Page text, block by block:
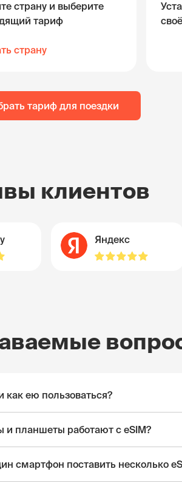
страну и выберите
тариф
страну
тариф для поездки
клиентов
Яндекс
как ею пользоваться?
и планшеты работают с eSIM?
смартфон поставить несколько